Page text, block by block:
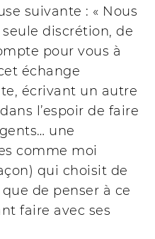
suivante : « Nous
discrétion, de
pour vous à
échange
écrivant un autre
l’espoir de faire
une
comme moi
qui choisit de
de penser à ce
faire avec ses